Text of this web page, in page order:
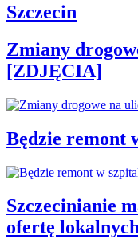
Szczecin
Zmiany
[ZDJĘCIA]
Będzie remont
Szczecinianie
ofertę